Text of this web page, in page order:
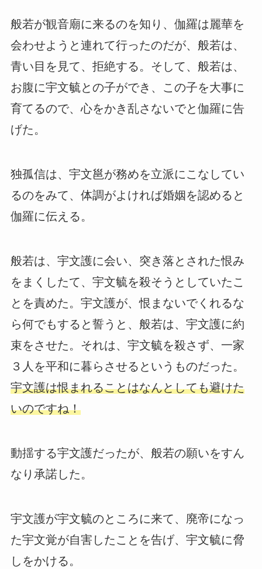
般若が観音廟に来るのを知り、伽羅は麗華を
会わせようと連れて行ったのだが、般若は、
青い目を見て、拒絶する。そして、般若は、
お腹に宇文毓との子ができ、この子を大事に
育てるので、心をかき乱さないでと伽羅に告
げた。
独孤信は、宇文邕が務めを立派にこなしてい
るのをみて、体調がよければ婚姻を認めると
伽羅に伝える。
般若は、宇文護に会い、突き落とされた恨み
をまくしたて、宇文毓を殺そうとしていたこ
とを責めた。宇文護が、恨まないでくれるな
ら何でもすると誓うと、般若は、宇文護に約
束をさせた。それは、宇文毓を殺さず、一家
３人を平和に暮らさせるというものだった。
宇文護は恨まれることはなんとしても避けた
いのですね！
動揺する宇文護だったが、般若の願いをすん
なり承諾した。
宇文護が宇文毓のところに来て、廃帝になっ
た宇文覚が自害したことを告げ、宇文毓に脅
しをかける。